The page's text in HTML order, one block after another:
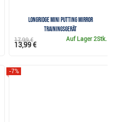
Longridge Mini Putting Mirror
Trainingsgerät
Auf Lager 2Stk.
17,99 €
13,99 €
-7%